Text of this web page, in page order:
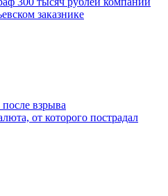
заказнике
взрыва
от которого пострадал